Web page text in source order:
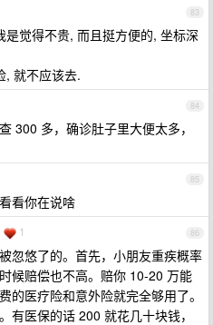
83
觉得不贵, 而且挺方便的, 坐标深
, 就不应该去.
84
300 多，确诊肚子里大便太多，
85
看你在说啥
86
1
忽悠了的。首先，小朋友重疾概率
候赔偿也不高。赔你 10-20 万能
的医疗险和意外险就完全够用了。
有医保的话 200 就花几十块钱，